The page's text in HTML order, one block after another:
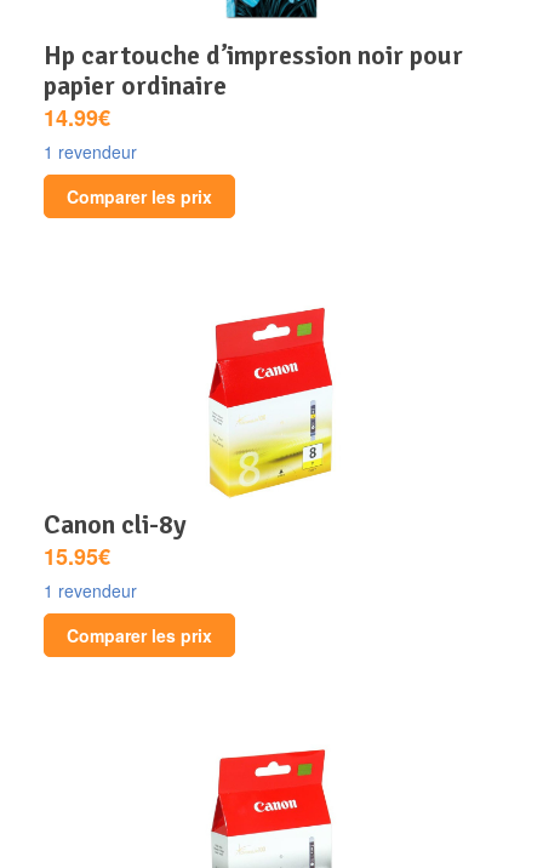
hp cartouche d’impression noir pour
papier ordinaire
14.99€
1 revendeur
Comparer les prix
canon cli-8y
15.95€
1 revendeur
Comparer les prix